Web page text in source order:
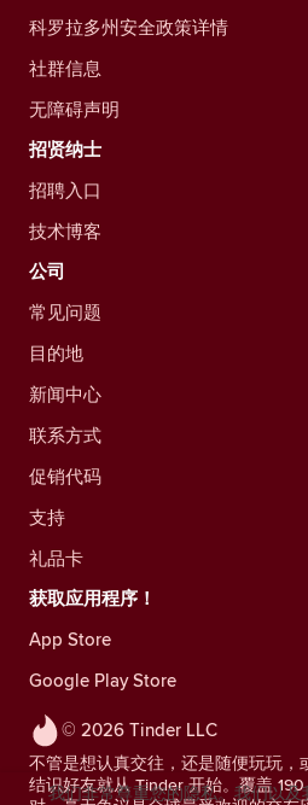
© 2026 Tinder LLC
不管是想认真交往，还是随便玩玩，
结识好友就从 Tinder 开始。覆盖
科罗拉多州安全政策详情
社群信息
无障碍声明
招贤纳士
招聘入口
技术博客
公司
常见问题
目的地
新闻中心
联系方式
促销代码
支持
礼品卡
获取应用程序！
App Store
Google Play Store
我们非常尊重您的隐私。我们以